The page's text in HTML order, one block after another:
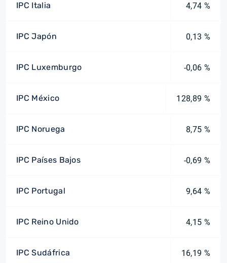
IPC Italia 4,74 %
IPC Japón 0,13 %
IPC Luxemburgo -0,06 %
IPC México 128,89 %
IPC Noruega 8,75 %
IPC Países Bajos -0,69 %
IPC Portugal 9,64 %
IPC Reino Unido 4,15 %
IPC Sudáfrica 16,19 %